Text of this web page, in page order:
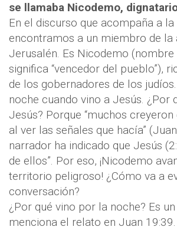
se llamaba Nicodemo,
En el discurso que acompaña a
encontramos a un miembro de la
Jerusalén. Es Nicodemo (nombre
significa “vencedor del pueblo”),
de los gobernadores de los
noche cuando vino a Jesús. ¿Por
Jesús? Porque “muchos
al ver las señales que hacía”
narrador ha indicado que Jesús
de ellos”. Por eso, ¡Nicodemo
territorio peligroso! ¿Cómo va a
conversación?
¿Por qué vino por la noche? Es
menciona el relato en Juan